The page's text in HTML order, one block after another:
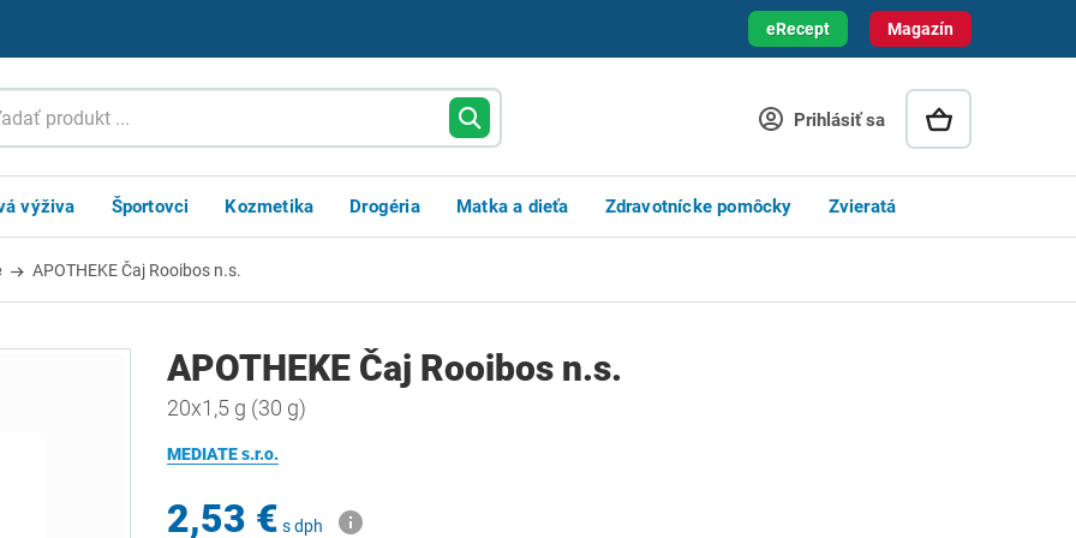
Magazín
eRecept
Prihlásiť sa
výživa Športovci Kozmetika Drogéria Matka a dieťa Zdravotnícke pomôcky Zvieratá
APOTHEKE Čaj Rooibos n.s.
APOTHEKE Čaj Rooibos n.s.
20x1,5 g (30 g)
MEDIATE s.r.o.
2,53 € s dph